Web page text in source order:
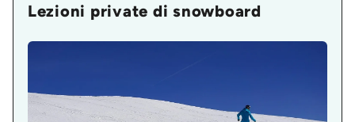
Lezioni private di snowboard